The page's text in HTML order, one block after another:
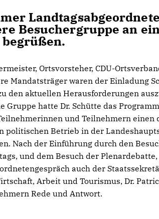
Besuchergruppe an
Ortsvorsteher, CDU-
Mandatsträger waren der Einladung
den aktuellen Herausforderungen
Gruppe hatte Dr. Schütte das
und Teilnehmern einen
politischen Betrieb in der
Nach der Einführung durch den
und dem Besuch der
auch der
Arbeit und Tourismus, Dr.
Rede und Antwort.